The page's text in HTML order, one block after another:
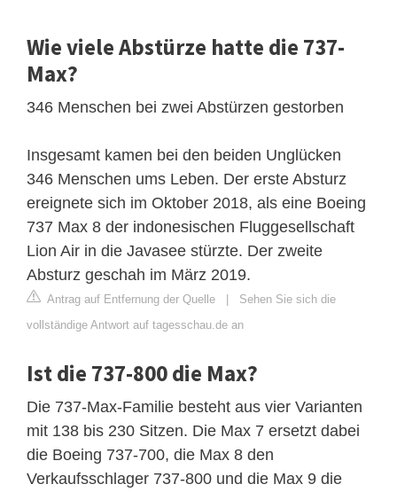
Wie viele Abstürze hatte die 737-
Max?
346 Menschen bei zwei Abstürzen gestorben
Insgesamt kamen bei den beiden Unglücken
346 Menschen ums Leben. Der erste Absturz
ereignete sich im Oktober 2018, als eine Boeing
737 Max 8 der indonesischen Fluggesellschaft
Lion Air in die Javasee stürzte. Der zweite
Absturz geschah im März 2019.
Antrag auf Entfernung der Quelle | Sehen Sie sich die
vollständige Antwort auf tagesschau.de an
Ist die 737-800 die Max?
Die 737-Max-Familie besteht aus vier Varianten
mit 138 bis 230 Sitzen. Die Max 7 ersetzt dabei
die Boeing 737-700, die Max 8 den
Verkaufsschlager 737-800 und die Max 9 die